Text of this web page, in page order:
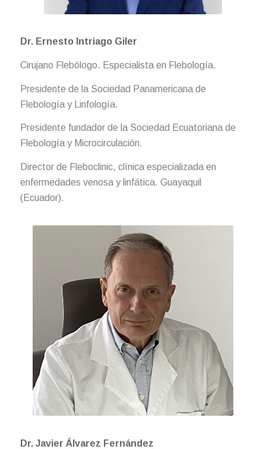
Dr. Ernesto Intriago Giler
Cirujano Flebólogo. Especialista en Flebología.
Presidente de la Sociedad Panamericana de
Flebología y Linfología.
Presidente fundador de la Sociedad Ecuatoriana de
Flebología y Microcirculación.
Director de Fleboclinic, clínica especializada en
enfermedades venosa y linfática. Guayaquil
(Ecuador).
Dr. Javier Álvarez Fernández